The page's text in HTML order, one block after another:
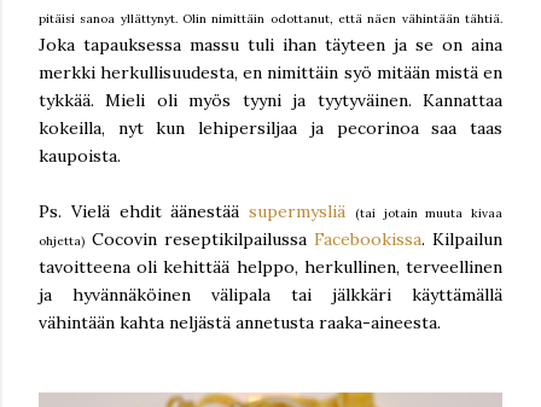
pitäisi sanoa yllättynyt. Olin nimittäin odottanut, että näen vähintään tähtiä.
Joka tapauksessa massu tuli ihan täyteen ja se on aina
merkki herkullisuudesta, en nimittäin syö mitään mistä en
tykkää. Mieli oli myös tyyni ja tyytyväinen. Kannattaa
kokeilla, nyt kun lehipersiljaa ja pecorinoa saa taas
kaupoista.
Ps. Vielä ehdit äänestää supermysliä
(tai jotain muuta kivaa
ohjetta) Cocovin reseptikilpailussa Facebookissa. Kilpailun
tavoitteena oli kehittää helppo, herkullinen, terveellinen
ja hyvännäköinen välipala tai jälkkäri käyttämällä
vähintään kahta neljästä annetusta raaka-aineesta.